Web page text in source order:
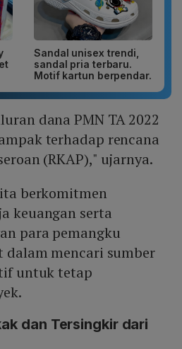
Sandal unisex trendi,
sandal pria terbaru.
Motif kartun berpendar.
dana PMN TA 2022
terhadap rencana
(RKAP)," ujarnya.
berkomitmen
keuangan serta
para pemangku
mencari sumber
untuk tetap
dan Tersingkir dari